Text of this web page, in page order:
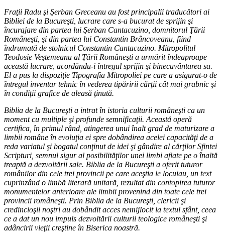
Fraţii Radu şi Şerban Greceanu au fost principalii traducători ai
Bibliei de la Bucureşti, lucrare care s-a bucurat de sprijin şi
încurajare din partea lui Şerban Cantacuzino, domnitorul Ţării
Româneşti, şi din partea lui Constantin Brâncoveanu, fiind
îndrumată de stolnicul Constantin Cantacuzino. Mitropolitul
Teodosie Veştemeanu al Ţării Româneşti a urmărit îndeaproape
această lucrare, acordându-i întregul sprijin şi binecuvântarea sa.
El a pus la dispoziţie Tipografia Mitropoliei pe care a asigurat-o de
întregul inventar tehnic în vederea tipăririi cărţii cât mai grabnic şi
în condiţii grafice de aleasă ţinută.
Biblia de la Bucureşti a intrat în istoria culturii româneşti ca un
moment cu multiple şi profunde semnificaţii. Această operă
certifica, în primul rând, atingerea unui înalt grad de maturizare a
limbii române în evoluţia ei spre dobândirea acelei capacităţi de a
reda variatul şi bogatul conţinut de idei şi gândire al cărţilor Sfintei
Scripturi, semnul sigur al posibilităţilor unei limbi aflate pe o înaltă
treaptă a dezvoltării sale. Biblia de la Bucureşti a oferit tuturor
românilor din cele trei provincii pe care aceştia le locuiau, un text
cuprinzând o limbă literară unitară, rezultat din contopirea tuturor
monumentelor anterioare ale limbii provenind din toate cele trei
provincii româneşti. Prin Biblia de la Bucureşti, clericii şi
credincioşii noştri au dobândit acces nemijlocit la textul sfânt, ceea
ce a dat un nou impuls dezvoltării culturii teologice româneşti şi
adâncirii vieţii creştine în Biserica noastră.